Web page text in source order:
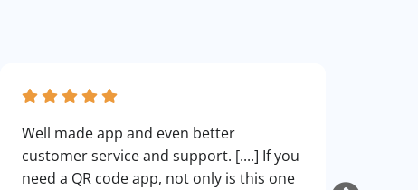
Well made app and even better
customer service and support. [....] If you
need a QR code app, not only is this one